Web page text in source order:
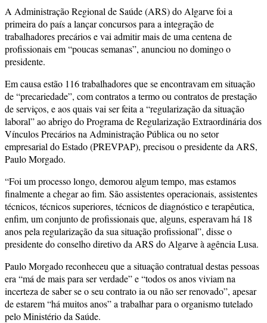
A Administração Regional de Saúde (ARS) do Algarve foi a
primeira do país a lançar concursos para a integração de
trabalhadores precários e vai admitir mais de uma centena de
profissionais em “poucas semanas”, anunciou no domingo o
presidente.
Em causa estão 116 trabalhadores que se encontravam em situação
de “precariedade”, com contratos a termo ou contratos de prestação
de serviços, e aos quais vai ser feita a “regularização da situação
laboral” ao abrigo do Programa de Regularização Extraordinária dos
Vínculos Precários na Administração Pública ou no setor
empresarial do Estado (PREVPAP), precisou o presidente da ARS,
Paulo Morgado.
“Foi um processo longo, demorou algum tempo, mas estamos
finalmente a chegar ao fim. São assistentes operacionais, assistentes
técnicos, técnicos superiores, técnicos de diagnóstico e terapêutica,
enfim, um conjunto de profissionais que, alguns, esperavam há 18
anos pela regularização da sua situação profissional”, disse o
presidente do conselho diretivo da ARS do Algarve à agência Lusa.
Paulo Morgado reconheceu que a situação contratual destas pessoas
era “má de mais para ser verdade” e “todos os anos viviam na
incerteza de saber se o seu contrato ia ou não ser renovado”, apesar
de estarem “há muitos anos” a trabalhar para o organismo tutelado
pelo Ministério da Saúde.